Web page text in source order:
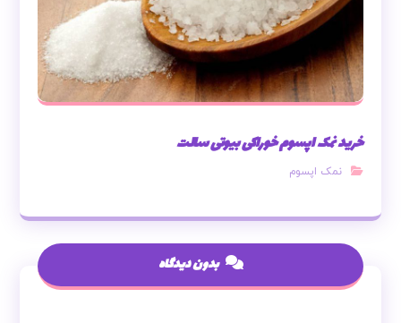
خرید نمک اپسوم خوراکی بیوتی سالت
نمک اپسوم
بدون دیدگاه